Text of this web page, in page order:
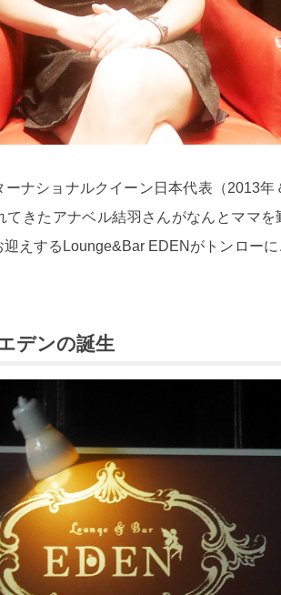
ーナショナルクイーン日本代表（2013年
てきたアナベル結羽さんがなんとママを
えするLounge&Bar EDENがトンロー
デンの誕生